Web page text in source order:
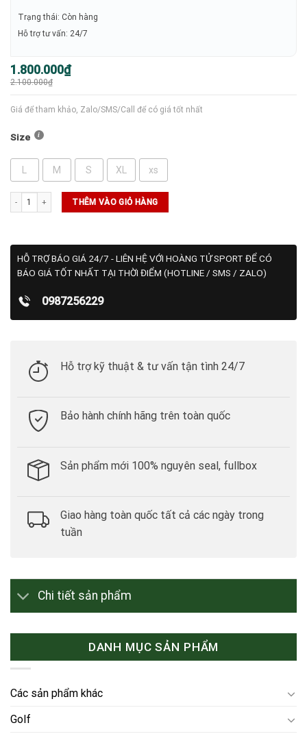
Trạng thái: Còn hàng
Hỗ trợ tư vấn: 24/7
2.100.000₫
Giá
gốc
là:
1.800.000₫
Giá
hiện
tại
Giá để tham khảo, Zalo/SMS/Call để có giá tốt nhất
Size
M S XL xs
Quần Wilson Tournament Short V2 7" Unlined - Infrared số lượng
THÊM VÀO GIỎ HÀNG
HỖ TRỢ BÁO GIÁ 24/7 - LIÊN HỆ VỚI HOÀNG TỬ SPORT ĐỂ CÓ
BÁO GIÁ TỐT NHẤT TẠI THỜI ĐIỂM (HOTLINE / SMS / ZALO)
0987256229
Hỗ trợ kỹ thuật & tư vấn tận tình 24/7
Bảo hành chính hãng trên toàn quốc
Sản phẩm mới 100% nguyên seal, fullbox
Giao hàng toàn quốc tất cả các ngày trong
tuần
Chi tiết sản phẩm
DANH MỤC SẢN PHẨM
Các sản phẩm khác
Golf